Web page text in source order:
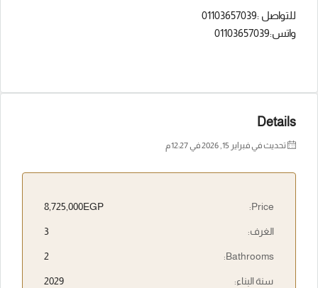
للتواصل :01103657039
واتس:01103657039
Details
تحديث في فبراير 15, 2026 في 12:27 م
Price:
8,725,000EGP
الغرف: 3
Bathrooms:
2
سنة البناء: 2029